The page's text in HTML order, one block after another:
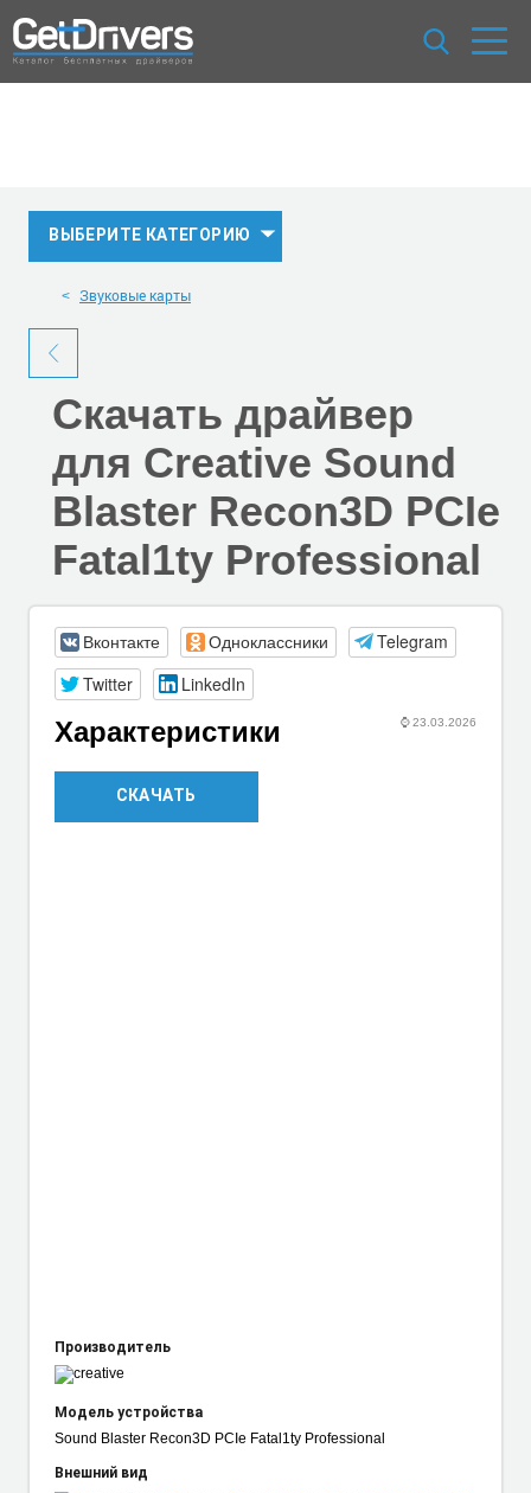
ВЫБЕРИТЕ КАТЕГОРИЮ
Звуковые карты
Скачать драйвер
для Creative Sound
Blaster Recon3D PCIe
Fatal1ty Professional
Вконтакте Одноклассники
Telegram
Twitter
LinkedIn
⌚23.03.2026
Характеристики
Производитель
Модель устройства
Sound Blaster Recon3D PCIe Fatal1ty Professional
Внешний вид
СКАЧАТЬ